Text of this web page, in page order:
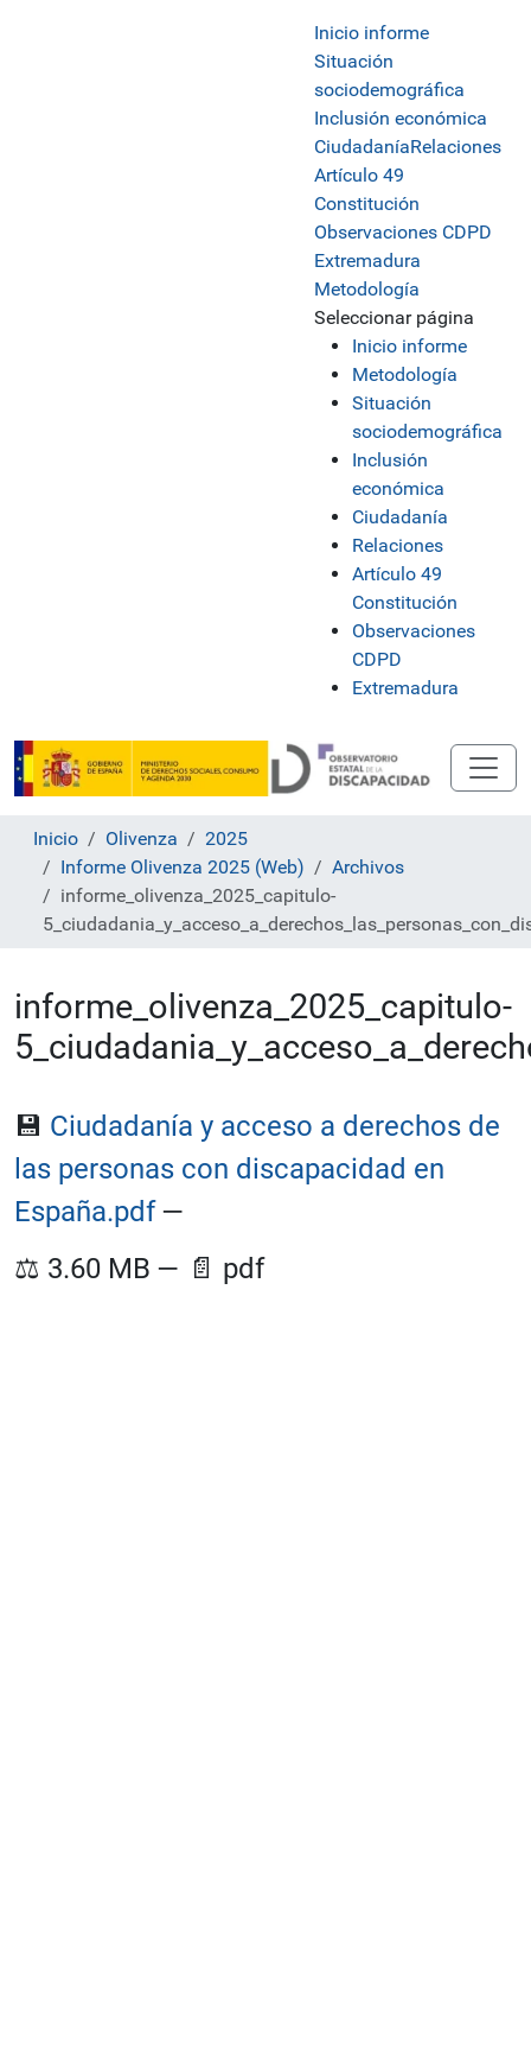
Inicio informe
Situación
sociodemográfica
Inclusión económica
CiudadaníaRelaciones
Artículo 49
Constitución
Observaciones CDPD
Extremadura
Metodología
Seleccionar página
Inicio informe
Metodología
Situación
sociodemográfica
Inclusión
económica
Ciudadanía
Relaciones
Artículo 49
Constitución
Observaciones
CDPD
Extremadura
Inicio Olivenza
2025
Informe Olivenza 2025 (Web)
Archivos
informe_olivenza_2025_capitulo-
informe_olivenza_2025_capitulo-
💾 Ciudadanía y acceso a derechos de
las personas con discapacidad en
España.pdf—
⚖️ 3.60 MB — 📄 pdf